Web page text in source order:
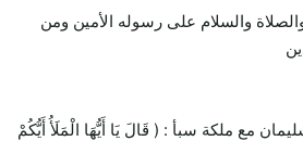
والسلام على رسوله الأمين ومن
مع ملكة سبأ : ( قَالَ يَا أَيُّهَا الْمَلَأُ أَيُّكُمْ